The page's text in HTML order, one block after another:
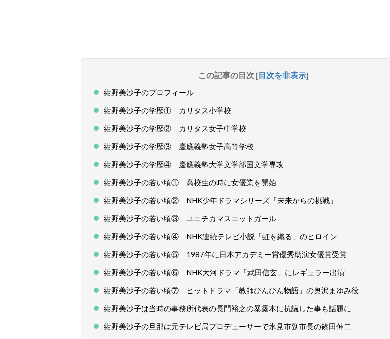
この記事の目次 [目次を非表示]
紺野美沙子のプロフィール
紺野美沙子の学歴① カリタス小学校
紺野美沙子の学歴② カリタス女子中学校
紺野美沙子の学歴③ 慶應義塾女子高等学校
紺野美沙子の学歴④ 慶應義塾大学文学部国文学専攻
紺野美沙子の若い頃① 高校生の時に女優業を開始
紺野美沙子の若い頃② NHK少年ドラマシリーズ「未来からの挑戦」
紺野美沙子の若い頃③ ユニチカマスコットガール
紺野美沙子の若い頃④ NHK連続テレビ小説「虹を織る」のヒロイン
紺野美沙子の若い頃⑤ 1987年に日本アカデミー賞優秀助演女優賞受賞
紺野美沙子の若い頃⑥ NHK大河ドラマ「武田信玄」にレギュラー出演
紺野美沙子の若い頃⑦ ヒットドラマ「教師びんびん物語」の奥沢まゆみ役
紺野美沙子は当時の事務所代表の長門裕之の暴露本に抗議した事も話題に
紺野美沙子の旦那は元テレビ局プロデューサーで氷見市副市長の篠田伸二